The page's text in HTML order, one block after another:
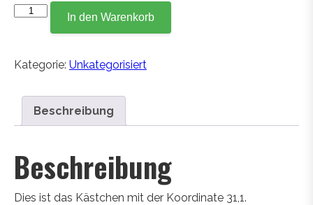
Koordinate
In den Warenkorb
Kategorie: Unkategorisiert
Beschreibung
Beschreibung
Dies ist das Kästchen mit der Koordinate 31,1.